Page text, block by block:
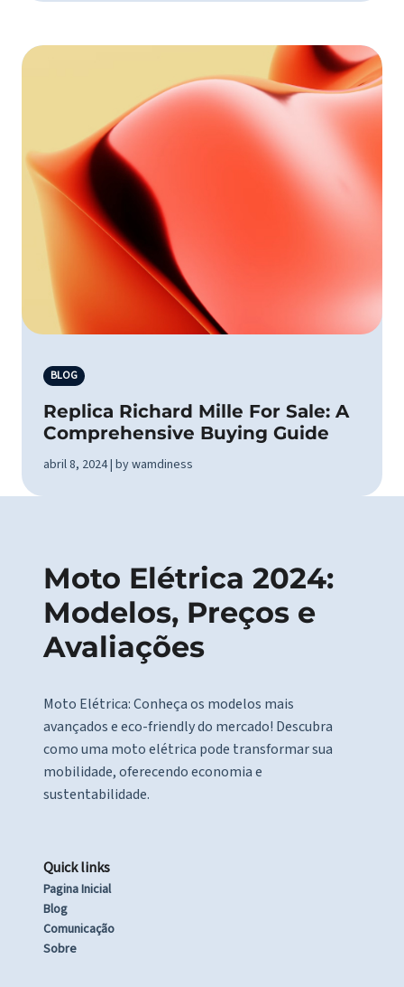
BLOG
Replica Richard Mille For Sale: A
Comprehensive Buying Guide
abril 8, 2024 | by wamdiness
Moto Elétrica 2024:
Modelos, Preços e
Avaliações
Moto Elétrica: Conheça os modelos mais
avançados e eco-friendly do mercado! Descubra
como uma moto elétrica pode transformar sua
mobilidade, oferecendo economia e
sustentabilidade.
Quick links
Pagina Inicial
Blog
Comunicação
Sobre